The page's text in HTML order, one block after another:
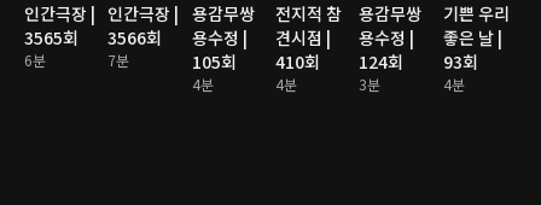
인간극장 |
3565회
6분
인간극장 |
3566회
7분
용감무쌍
용수정 |
105회
4분
전지적 참
견시점 |
410회
4분
용감무쌍
용수정 |
124회
3분
기쁜 우리
좋은 날 |
93회
4분